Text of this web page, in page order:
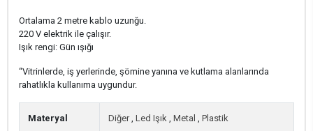
Ortalama 2 metre kablo uzunğu.
220 V elektrik ile çalışır.
Işık rengi: Gün ışığı
“Vitrinlerde, iş yerlerinde, şömine yanına ve kutlama alanlarında
rahatlıkla kullanıma uygundur.
Materyal Diğer, Led Işık , Metal , Plastik